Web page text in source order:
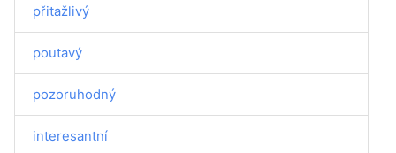
přitažlivý
poutavý
pozoruhodný
interesantní